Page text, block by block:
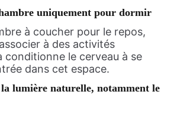
uniquement pour dormir
à coucher pour le repos,
à des activités
conditionne le cerveau à se
dans cet espace.
la lumière naturelle, notamment le